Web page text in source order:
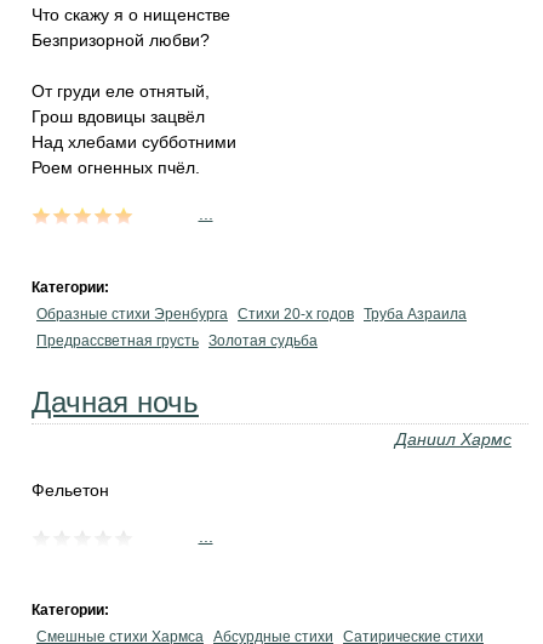
Что скажу я о нищенстве
Безпризорной любви?
От груди еле отнятый,
Грош вдовицы зацвёл
Над хлебами субботними
Роем огненных пчёл.
Категории:
Образные стихи Эренбурга Стихи 20-х годов Труба Азраила
Предрассветная грусть Золотая судьба
Дачная ночь
Даниил Хармс
Фельетон
Категории:
Смешные стихи Хармса Абсурдные стихи Сатирические стихи